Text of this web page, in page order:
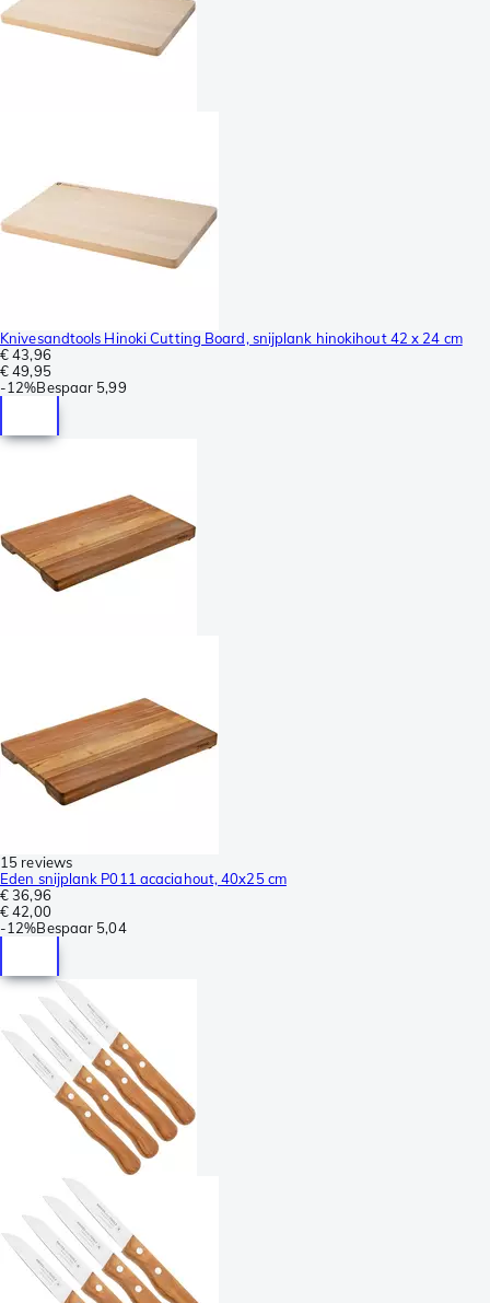
Knivesandtools Hinoki Cutting Board, snijplank hinokihout 42 x 24 cm
€ 43,96
€ 49,95
-12%Bespaar 5,99
15 reviews
Eden snijplank P011 acaciahout, 40x25 cm
€ 36,96
€ 42,00
-12%Bespaar 5,04